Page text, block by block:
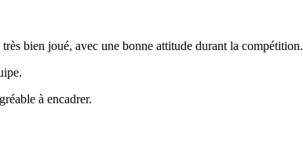
bien joué, avec une bonne attitude durant la compétition.
à encadrer.